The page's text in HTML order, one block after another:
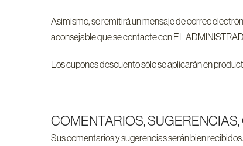
Asimismo, se remitirá un mensaje de correo
aconsejable que se contacte con EL
Los cupones descuento sólo se aplicarán en
COMENTARIOS,
Sus comentarios y sugerencias serán bien